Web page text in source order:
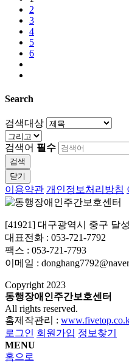
2
3
4
5
6
Search
검색대상
검색어 필수
검색
닫기
이용약관 개인정보처리방침
[41921] 대구광역시 중구 달
대표전화 : 053-721-7792
팩스 : 053-721-7793
이메일 :
Copyright2023
동행장애인주간보호센터
All rights reserved.
홈제작관리 :
로그인 회원가입 정보찾기
MENU
홈으로